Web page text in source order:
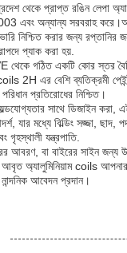
থেকে প্রাপ্ত রঙিন লেপা
এবং অন্যান্য সরবরাহ
নিশ্চিত করার জন্য
প্যাক করা হয়.
গঠিত একটি কোর স্তর
2H এর বেশি ব্যতিক্রমী
প্রতিরোধের নিশ্চিত।
সাথে ডিজাইন করা,
যার মধ্যে বিল্ডিং সজ্জা, ছাদ,
গৃহস্থালী যন্ত্রপাতি.
আবরণ, বা বাইরের সাইন জন্য
অ্যালুমিনিয়াম coils আপনার
আবেদন প্রদান।